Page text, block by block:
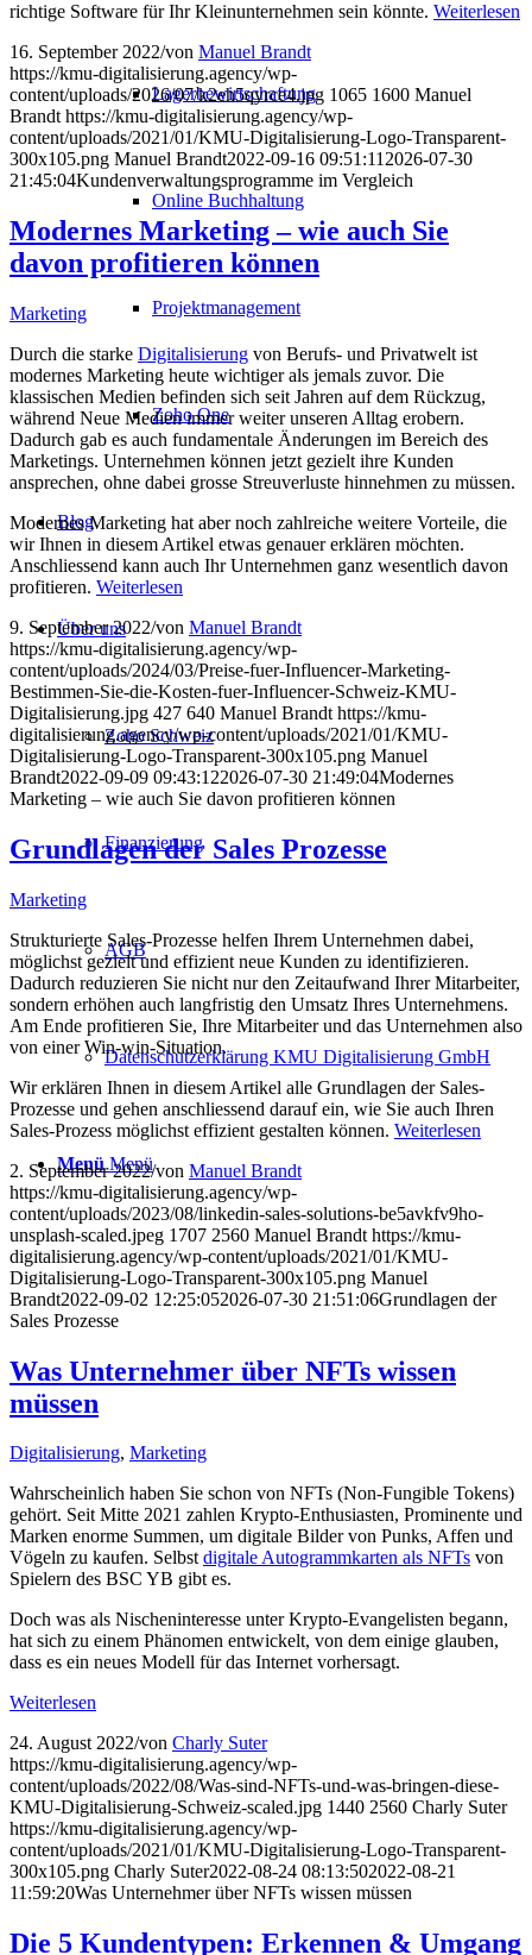
Lagerbewirtschaftung
Online Buchhaltung
Projektmanagement
Zoho One
Blog
Über uns
Zoho Schweiz
Finanzierung
AGB
Datenschutzerklärung KMU Digitalisierung GmbH
Menü Menü
richtige Software für Ihr Kleinunternehmen sein könnte. Weiterlesen
16. September 2022/von Manuel Brandt
https://kmu-digitalisierung.agency/wp-
content/uploads/2026/07/k2eh5qyrce4.jpg 1065 1600 Manuel
Brandt https://kmu-digitalisierung.agency/wp-
content/uploads/2021/01/KMU-Digitalisierung-Logo-Transparent-
300x105.png Manuel Brandt2022-09-16 09:51:11 2026-07-30
21:45:04Kundenverwaltungsprogramme im Vergleich
Modernes Marketing – wie auch Sie
davon profitieren können
Marketing
Durch die starke Digitalisierung von Berufs- und Privatwelt ist
modernes Marketing heute wichtiger als jemals zuvor. Die
klassischen Medien befinden sich seit Jahren auf dem Rückzug,
während Neue Medien immer weiter unseren Alltag erobern.
Dadurch gab es auch fundamentale Änderungen im Bereich des
Marketings. Unternehmen können jetzt gezielt ihre Kunden
ansprechen, ohne dabei grosse Streuverluste hinnehmen zu müssen.
Modernes Marketing hat aber noch zahlreiche weitere Vorteile, die
wir Ihnen in diesem Artikel etwas genauer erklären möchten.
Anschliessend kann auch Ihr Unternehmen ganz wesentlich davon
profitieren. Weiterlesen
9. September 2022/von Manuel Brandt
https://kmu-digitalisierung.agency/wp-
content/uploads/2024/03/Preise-fuer-Influencer-Marketing-
Bestimmen-Sie-die-Kosten-fuer-Influencer-Schweiz-KMU-
Digitalisierung.jpg 427 640 Manuel Brandt https://kmu-
digitalisierung.agency/wp-content/uploads/2021/01/KMU-
Digitalisierung-Logo-Transparent-300x105.png Manuel
Brandt2022-09-09 09:43:122026-07-30 21:49:04Modernes
Marketing – wie auch Sie davon profitieren können
Grundlagen der Sales Prozesse
Marketing
Strukturierte Sales-Prozesse helfen Ihrem Unternehmen dabei,
möglichst gezielt und effizient neue Kunden zu identifizieren.
Dadurch reduzieren Sie nicht nur den Zeitaufwand Ihrer Mitarbeiter,
sondern erhöhen auch langfristig den Umsatz Ihres Unternehmens.
Am Ende profitieren Sie, Ihre Mitarbeiter und das Unternehmen also
von einer Win-win-Situation.
Wir erklären Ihnen in diesem Artikel alle Grundlagen der Sales-
Prozesse und gehen anschliessend darauf ein, wie Sie auch Ihren
Sales-Prozess möglichst effizient gestalten können. Weiterlesen
2. September 2022/von Manuel Brandt
https://kmu-digitalisierung.agency/wp-
content/uploads/2023/08/linkedin-sales-solutions-be5avkfv9ho-
unsplash-scaled.jpeg 1707 2560 Manuel Brandt https://kmu-
digitalisierung.agency/wp-content/uploads/2021/01/KMU-
Digitalisierung-Logo-Transparent-300x105.png Manuel
Brandt2022-09-02 12:25:052026-07-30 21:51:06Grundlagen der
Sales Prozesse
Was Unternehmer über NFTs wissen
müssen
Digitalisierung, Marketing
Wahrscheinlich haben Sie schon von NFTs (Non-Fungible Tokens)
gehört. Seit Mitte 2021 zahlen Krypto-Enthusiasten, Prominente und
Marken enorme Summen, um digitale Bilder von Punks, Affen und
Vögeln zu kaufen. Selbstdigitale Autogrammkarten als NFTs von
Spielern des BSC YB gibt es.
Doch was als Nischeninteresse unter Krypto-Evangelisten begann,
hat sich zu einem Phänomen entwickelt, von dem einige glauben,
dass es ein neues Modell für das Internet vorhersagt.
Weiterlesen
24. August 2022/von Charly Suter
https://kmu-digitalisierung.agency/wp-
content/uploads/2022/08/Was-sind-NFTs-und-was-bringen-diese-
KMU-Digitalisierung-Schweiz-scaled.jpg 1440 2560 Charly Suter
https://kmu-digitalisierung.agency/wp-
content/uploads/2021/01/KMU-Digitalisierung-Logo-Transparent-
300x105.png Charly Suter2022-08-24 08:13:502022-08-21
11:59:20Was Unternehmer über NFTs wissen müssen
Die 5 Kundentypen: Erkennen & Umgang